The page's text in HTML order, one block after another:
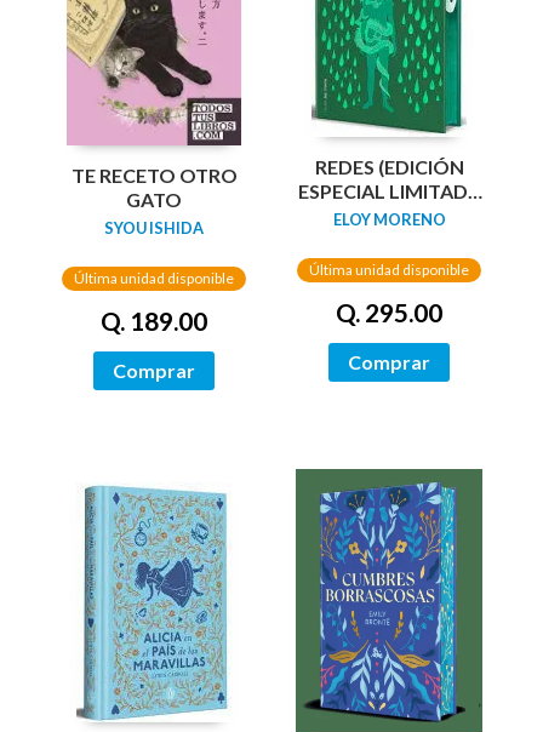
TE RECETO OTRO
GATO
SYOU ISHIDA
Última unidad disponible
Q. 189.00
Comprar
REDES (EDICIÓN
ESPECIAL LIMITADA
GUARDAS DRAGÓN)
ELOY MORENO
Última unidad disponible
Q. 295.00
Comprar